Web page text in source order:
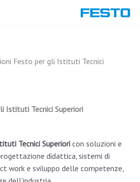
Festo per gli Istituti Tecnici
Istituti Tecnici Superiori
Tecnici Superiori con soluzioni e
didattica, sistemi di
work e sviluppo delle competenze,